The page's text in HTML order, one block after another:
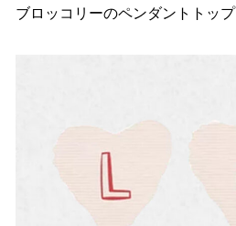
ブロッコリーのペンダントトップ